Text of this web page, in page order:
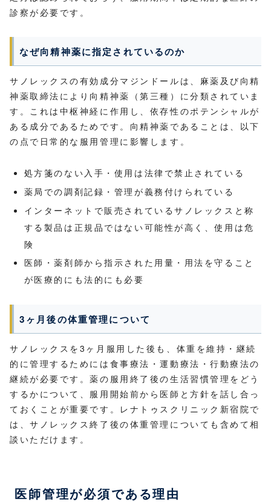
診察が必要です。
なぜ向精神薬に指定されているのか
サノレックスの有効成分マジンドールは、麻薬及び向精
神薬取締法により向精神薬（第三種）に分類されていま
す。これは中枢神経に作用し、依存性のポテンシャルが
ある成分であるためです。向精神薬であることは、以下
の点で日常的な服用管理に影響します。
処方箋のない入手・使用は法律で禁止されている
薬局での調剤記録・管理が義務付けられている
インターネットで販売されているサノレックスと称
する製品は正規品ではない可能性が高く、使用は危
険
医師・薬剤師から指示された用量・用法を守ること
が医療的にも法的にも必要
3ヶ月後の体重管理について
サノレックスを3ヶ月服用した後も、体重を維持・継続
的に管理するためには食事療法・運動療法・行動療法の
継続が必要です。薬の服用終了後の生活習慣管理をどう
するかについて、服用開始前から医師と方針を話し合っ
ておくことが重要です。レナトゥスクリニック新宿院で
は、サノレックス終了後の体重管理についても含めて相
談いただけます。
医師管理が必須である理由